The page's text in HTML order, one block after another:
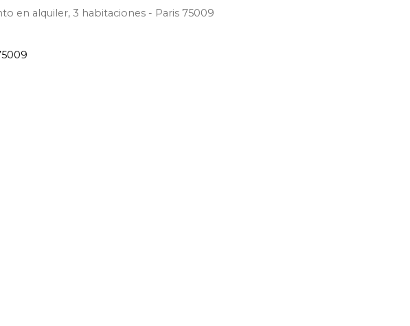
en alquiler, 3 habitaciones - Paris 75009